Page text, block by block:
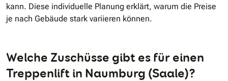
kann. Diese individuelle Planung erklärt, warum die Preise
je nach Gebäude stark variieren können.
Welche Zuschüsse gibt es für einen
Treppenlift in Naumburg (Saale)?